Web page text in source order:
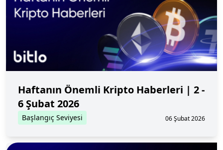
Haftanın Önemli Kripto Haberleri | 2 -
6 Şubat 2026
Başlangıç Seviyesi 06 Şubat 2026